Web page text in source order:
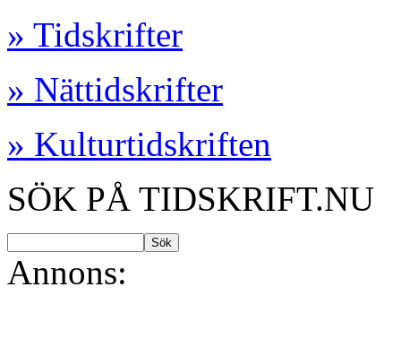
» Tidskrifter
» Nättidskrifter
» Kulturtidskriften
SÖK PÅ TIDSKRIFT.NU
Annons: